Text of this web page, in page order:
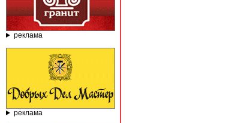
реклама
реклама